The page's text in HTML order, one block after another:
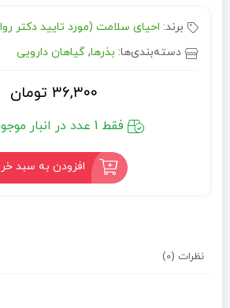
برند: احیای سلامت (مورد تایید دکتر
دسته‌بندی‌ها: بذرها, گیاهان دارویی
۳۶,۳۰۰ تومان
فقط 1 عدد در انبار موجود است
افزودن به سبد
نظرات (0)